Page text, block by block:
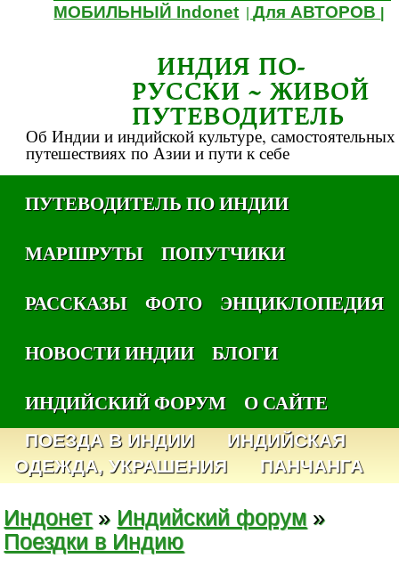
МОБИЛЬНЫЙ Indonet |Для АВТОРОВ
ИНДИЯ ПО-
РУССКИ ~ ЖИВОЙ
ПУТЕВОДИТЕЛЬ
Об Индии и индийской культуре, самостоятельных
путешествиях по Азии и пути к себе
ПУТЕВОДИТЕЛЬ ПО ИНДИИ
МАРШРУТЫ
ПОПУТЧИКИ
РАССКАЗЫ
ФОТО
ЭНЦИКЛОПЕДИЯ
НОВОСТИ ИНДИИ
БЛОГИ
ИНДИЙСКИЙ ФОРУМ
О САЙТЕ
ПОЕЗДА В ИНДИИ
ИНДИЙСКАЯ
ОДЕЖДА, УКРАШЕНИЯ
ПАНЧАНГА
Индонет» Индийский форум »
Поездки в Индию